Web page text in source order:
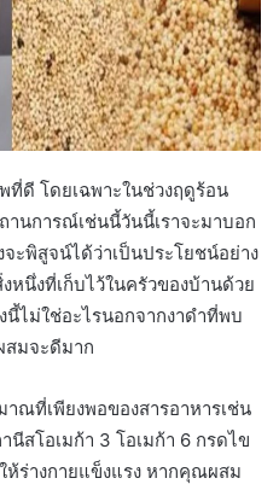
ที่ดี โดยเฉพาะในช่วงฤดูร้อน
นการณ์เช่นนี้วันนี้เราจะมาบอก
ะพิสูจน์ได้ว่าเป็นประโยชน์อย่าง
นึ่งที่เก็บไว้ในครัวของบ้านด้วย
ไม่ใช่อะไรนอกจากงาดำที่พบ
สมจะดีมาก
าณที่เพียงพอของสารอาหารเช่น
สโอเมก้า 3 โอเมก้า 6 กรดไข
ห้ร่างกายแข็งแรง หากคุณผสม